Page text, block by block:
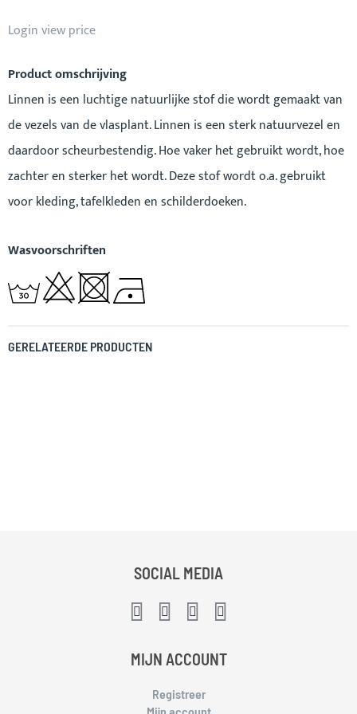
Login view price
Product omschrijving
Linnen is een luchtige natuurlijke stof die wordt gemaakt van
de vezels van de vlasplant. Linnen is een sterk natuurvezel en
daardoor scheurbestendig. Hoe vaker het gebruikt wordt, hoe
zachter en sterker het wordt. Deze stof wordt o.a. gebruikt
voor kleding, tafelkleden en schilderdoeken.
Wasvoorschriften
GERELATEERDE PRODUCTEN
SOCIAL MEDIA
MIJN ACCOUNT
Registreer